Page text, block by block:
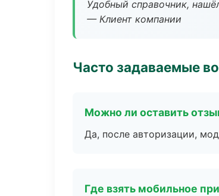
Удобный справочник,
— Клиент компании
Часто задаваемые
Можно ли оставить
Да, после авторизации,
Где взять мобильное